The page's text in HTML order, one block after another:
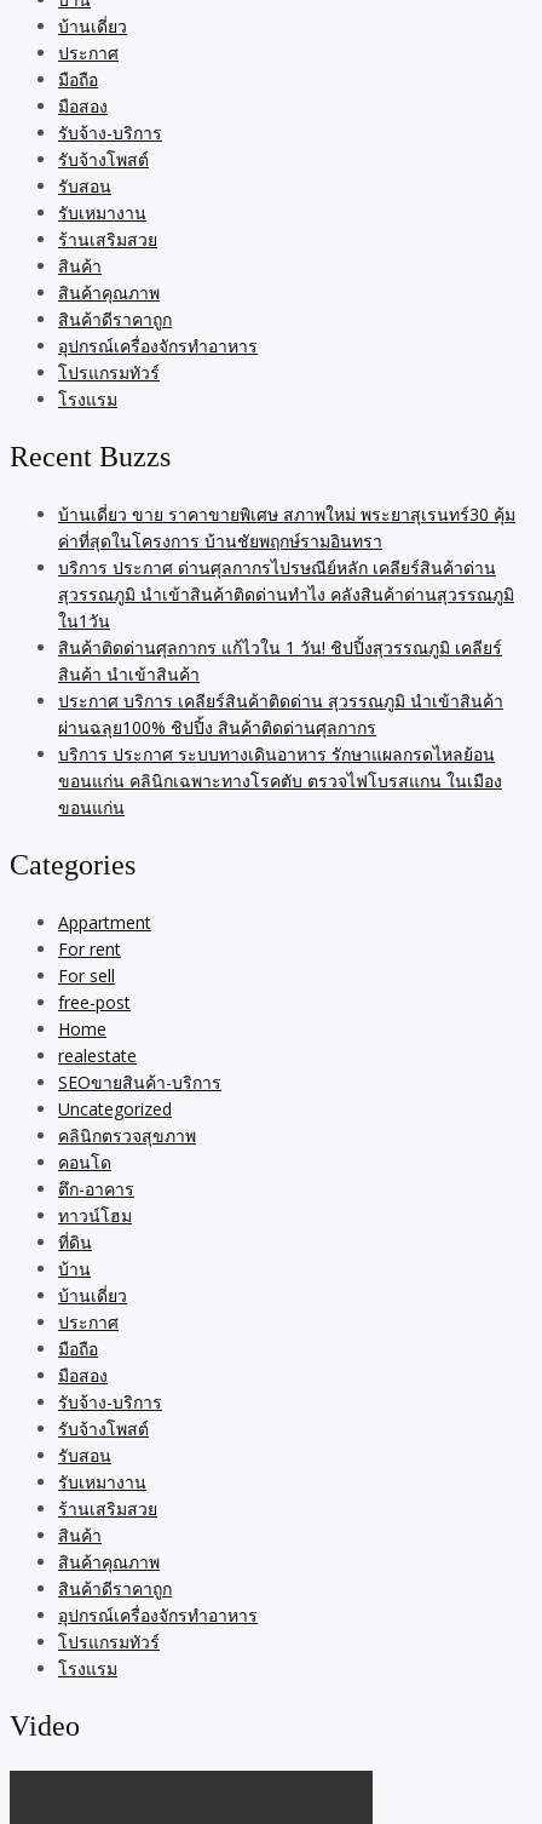
บ้านเดี่ยว
ประกาศ
มือถือ
มือสอง
รับจ้าง-บริการ
รับจ้างโพสต์
รับสอน
รับเหมางาน
ร้านเสริมสวย
สินค้า
สินค้าคุณภาพ
สินค้าดีราคาถูก
อุปกรณ์เครื่องจักรทำอาหาร
โปรแกรมทัวร์
โรงแรม
Recent Buzzs
บ้านเดี่ยว ขาย ราคาขายพิเศษ สภาพใหม่ พระยาสุเรนทร์30 คุ้ม
ค่าที่สุดในโครงการ บ้านชัยพฤกษ์รามอินทรา
บริการ ประกาศ ด่านศุลกากรไปรษณีย์หลัก เคลียร์สินค้าด่าน
สุวรรณภูมิ นำเข้าสินค้าติดด่านทำไง คลังสินค้าด่านสุวรรณภูมิ
ใน1วัน
สินค้าติดด่านศุลกากร แก้ไวใน 1 วัน! ชิปปิ้งสุวรรณภูมิ เคลียร์
สินค้า นำเข้าสินค้า
ประกาศ บริการ เคลียร์สินค้าติดด่าน สุวรรณภูมิ นำเข้าสินค้า
ผ่านฉลุย100% ชิปปิ้ง สินค้าติดด่านศุลกากร
บริการ ประกาศ ระบบทางเดินอาหาร รักษาแผลกรดไหลย้อน
ขอนแก่น คลินิกเฉพาะทางโรคตับ ตรวจไฟโบรสแกน ในเมือง
ขอนแก่น
Categories
Appartment
For rent
For sell
free-post
Home
realestate
SEOขายสินค้า-บริการ
Uncategorized
คลินิกตรวจสุขภาพ
คอนโด
ตึก-อาคาร
ทาวน์โฮม
ที่ดิน
บ้าน
บ้านเดี่ยว
ประกาศ
มือถือ
มือสอง
รับจ้าง-บริการ
รับจ้างโพสต์
รับสอน
รับเหมางาน
ร้านเสริมสวย
สินค้า
สินค้าคุณภาพ
สินค้าดีราคาถูก
อุปกรณ์เครื่องจักรทำอาหาร
โปรแกรมทัวร์
โรงแรม
Video